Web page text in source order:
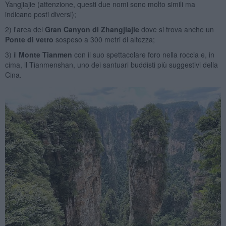
Yangjiajie (attenzione, questi due nomi sono molto simili ma
indicano posti diversi);
2) l'area del Gran Canyon di Zhangjiajie dove si trova anche un
Ponte di vetro sospeso a 300 metri di altezza;
3) il Monte Tianmen con il suo spettacolare foro nella roccia e, in
cima, il Tianmenshan, uno dei santuari buddisti più suggestivi della
Cina.